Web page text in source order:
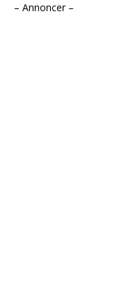
– Annoncer –